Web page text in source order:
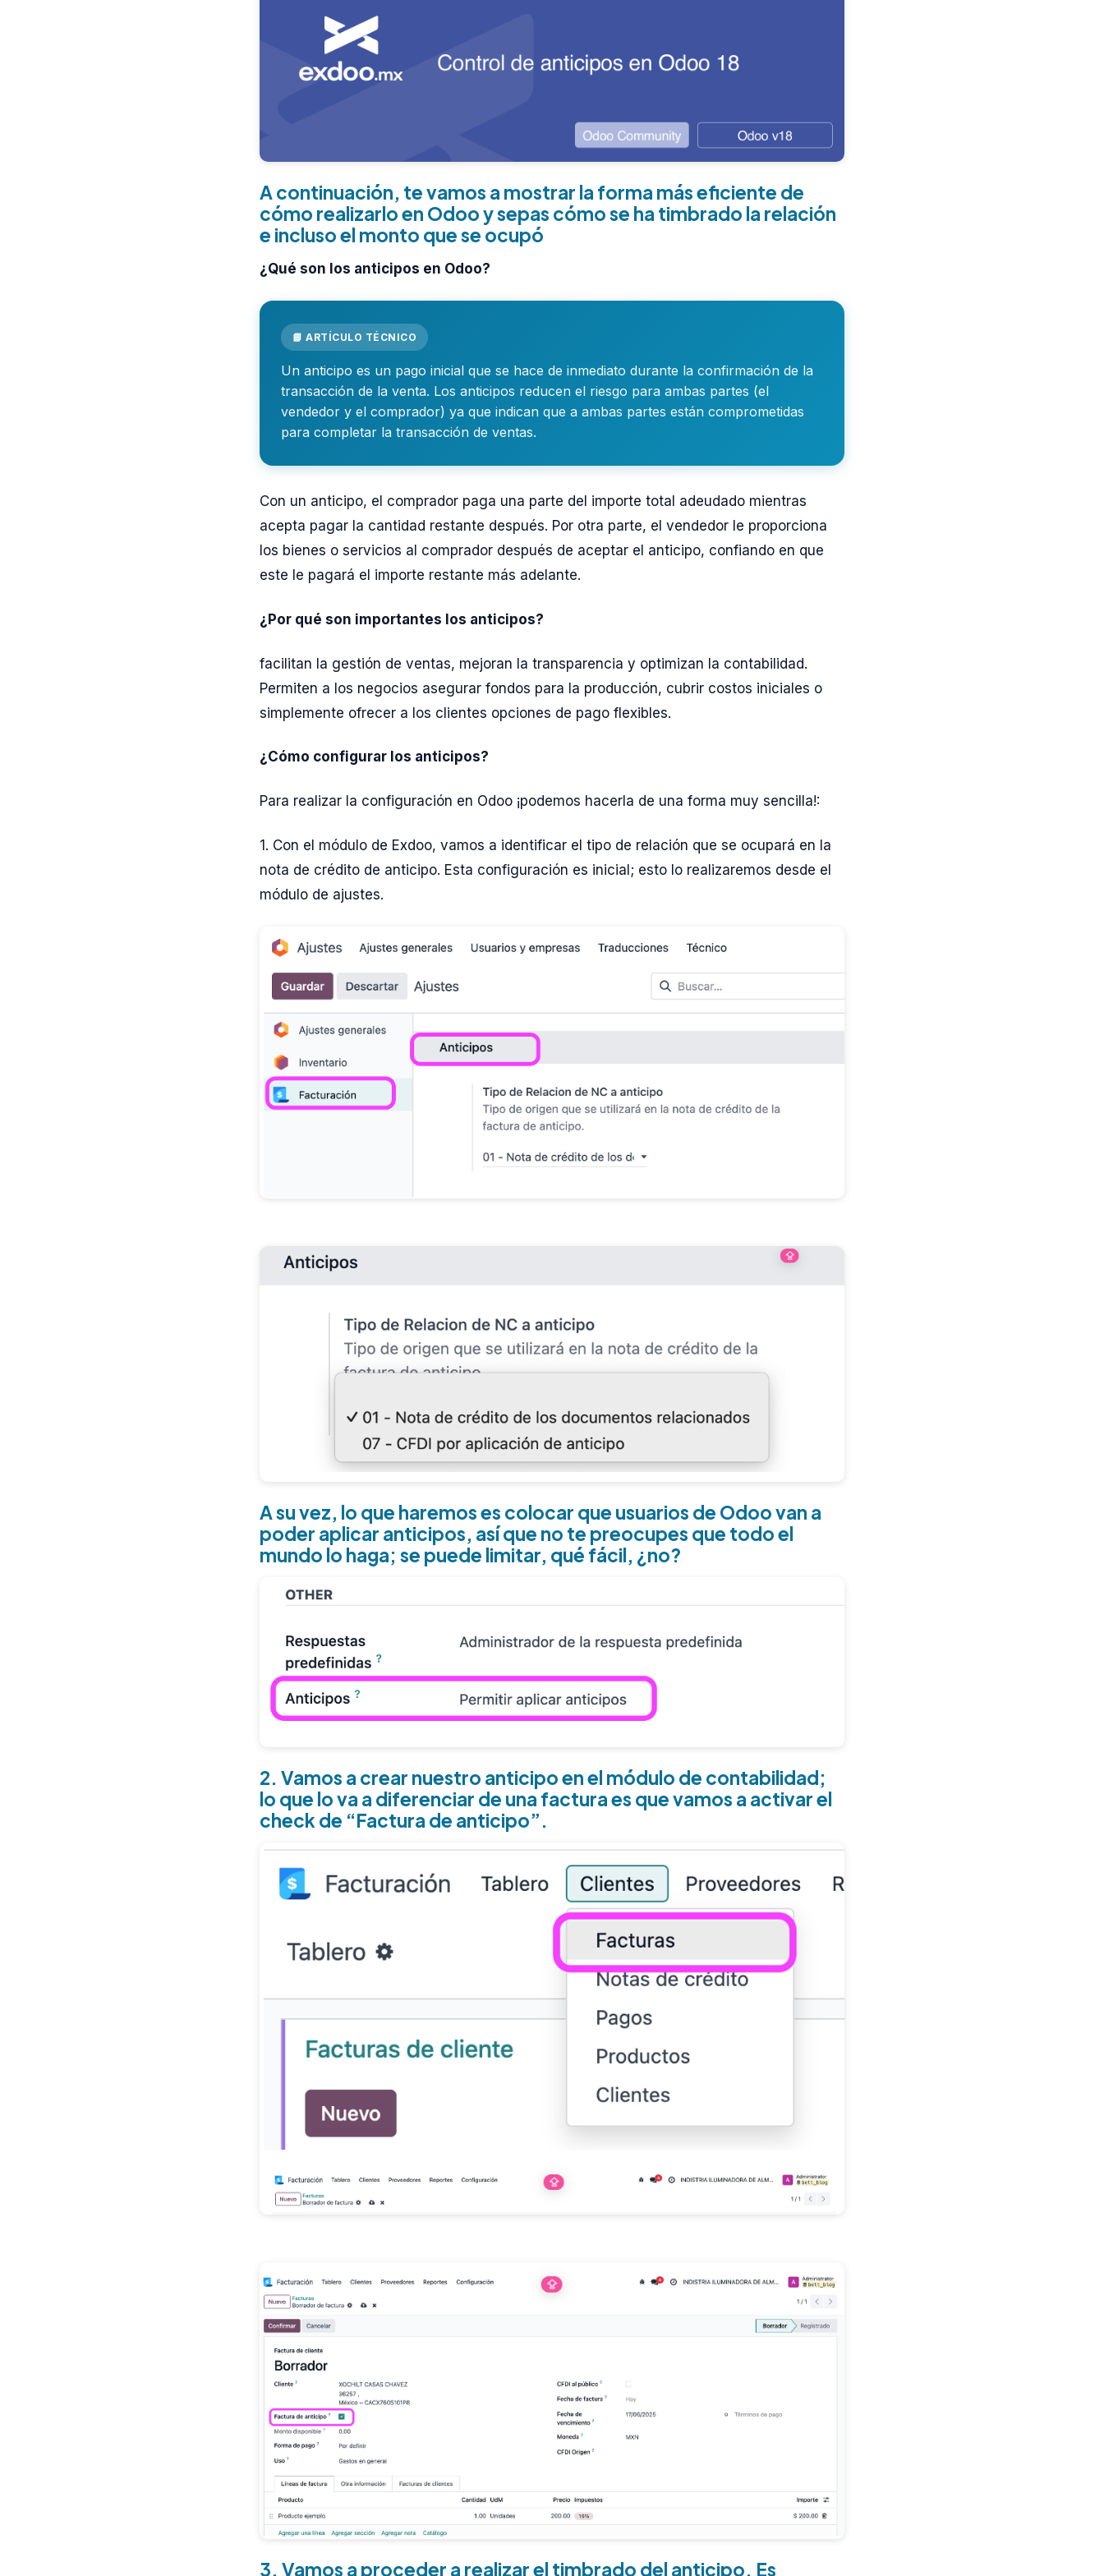
A continuación, te vamos a mostrar la forma más eficiente de
cómo realizarlo en Odoo y sepas cómo se ha timbrado la relación
e incluso el monto que se ocupó
¿Qué son los anticipos en Odoo?
📘 ARTÍCULO TÉCNICO
Un anticipo es un pago inicial que se hace de inmediato durante la confirmación de la
transacción de la venta. Los anticipos reducen el riesgo para ambas partes (el
vendedor y el comprador) ya que indican que a ambas partes están comprometidas
para completar la transacción de ventas.
Con un anticipo, el comprador paga una parte del importe total adeudado mientras
acepta pagar la cantidad restante después. Por otra parte, el vendedor le proporciona
los bienes o servicios al comprador después de aceptar el anticipo, confiando en que
este le pagará el importe restante más adelante.
¿Por qué son importantes los anticipos?
facilitan la gestión de ventas, mejoran la transparencia y optimizan la contabilidad.
Permiten a los negocios asegurar fondos para la producción, cubrir costos iniciales o
simplemente ofrecer a los clientes opciones de pago flexibles.
¿Cómo configurar los anticipos?
Para realizar la configuración en Odoo ¡podemos hacerla de una forma muy sencilla!:
1. Con el módulo de Exdoo, vamos a identificar el tipo de relación que se ocupará en la
nota de crédito de anticipo. Esta configuración es inicial; esto lo realizaremos desde el
módulo de ajustes.
A su vez, lo que haremos es colocar que usuarios de Odoo van a
poder aplicar anticipos, así que no te preocupes que todo el
mundo lo haga; se puede limitar, qué fácil, ¿no?
2. Vamos a crear nuestro anticipo en el módulo de contabilidad;
lo que lo va a diferenciar de una factura es que vamos a activar el
check de “Factura de anticipo”.
3. Vamos a proceder a realizar el timbrado del anticipo. Es